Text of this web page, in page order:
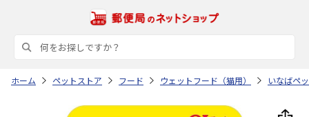
ホーム ペットストア フード ウェットフード（猫用） いなばペ